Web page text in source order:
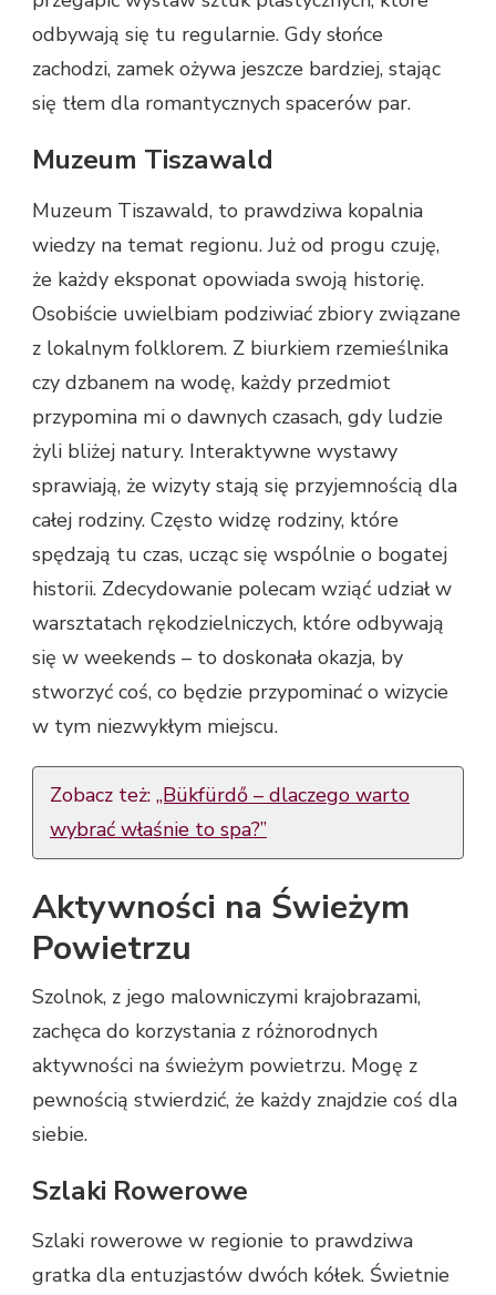
odbywają się tu regularnie. Gdy słońce
zachodzi, zamek ożywa jeszcze bardziej, stając
się tłem dla romantycznych spacerów par.
Muzeum Tiszawald
Muzeum Tiszawald, to prawdziwa kopalnia
wiedzy na temat regionu. Już od progu czuję,
że każdy eksponat opowiada swoją historię.
Osobiście uwielbiam podziwiać zbiory związane
z lokalnym folklorem. Z biurkiem rzemieślnika
czy dzbanem na wodę, każdy przedmiot
przypomina mi o dawnych czasach, gdy ludzie
żyli bliżej natury. Interaktywne wystawy
sprawiają, że wizyty stają się przyjemnością dla
całej rodziny. Często widzę rodziny, które
spędzają tu czas, ucząc się wspólnie o bogatej
historii. Zdecydowanie polecam wziąć udział w
warsztatach rękodzielniczych, które odbywają
się w weekends – to doskonała okazja, by
stworzyć coś, co będzie przypominać o wizycie
w tym niezwykłym miejscu.
Zobacz też: „Bükfürdő – dlaczego warto
wybrać właśnie to spa?”
Aktywności na Świeżym
Powietrzu
Szolnok, z jego malowniczymi krajobrazami,
zachęca do korzystania z różnorodnych
aktywności na świeżym powietrzu. Mogę z
pewnością stwierdzić, że każdy znajdzie coś dla
siebie.
Szlaki Rowerowe
Szlaki rowerowe w regionie to prawdziwa
gratka dla entuzjastów dwóch kółek. Świetnie